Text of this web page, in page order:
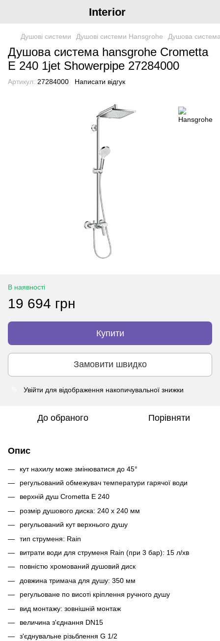
Interior
Душові системи Душові системи Hansgrohe Душова
Душова система hansgrohe Crometta
E 240 1jet Showerpipe 27284000
Артикул: 27284000 Написати відгук
В наявності
19 694 грн
Купити
Замовити швидко
Увійти для відображення накопичувальної знижки
До обраного Порівняти
Опис
кут нахилу може змінюватися до 45°
регульований обмежувач температури гарячої води
верхній душ Crometta E 240
розмір душового диска: 240 x 240 мм
регульований кут верхнього душу
тип струменя: Rain
витрати води для струменя Rain (при 3 бар): 15 л/хв
повністю хромований душовий диск
довжина тримача для душу: 350 мм
регульоване по висоті кріплення ручного душу
вид монтажу: зовнішній монтаж
величина з'єднання DN15
з'єднувальне різьблення G 1/2